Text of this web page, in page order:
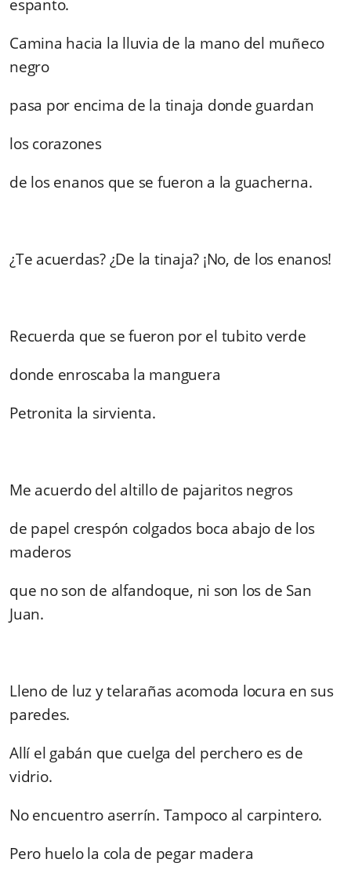
espanto.
Camina hacia la lluvia de la mano del muñeco
negro
pasa por encima de la tinaja donde guardan
los corazones
de los enanos que se fueron a la guacherna.
¿Te acuerdas? ¿De la tinaja? ¡No, de los enanos!
Recuerda que se fueron por el tubito verde
donde enroscaba la manguera
Petronita la sirvienta.
Me acuerdo del altillo de pajaritos negros
de papel crespón colgados boca abajo de los
maderos
que no son de alfandoque, ni son los de San
Juan.
Lleno de luz y telarañas acomoda locura en sus
paredes.
Allí el gabán que cuelga del perchero es de
vidrio.
No encuentro aserrín. Tampoco al carpintero.
Pero huelo la cola de pegar madera